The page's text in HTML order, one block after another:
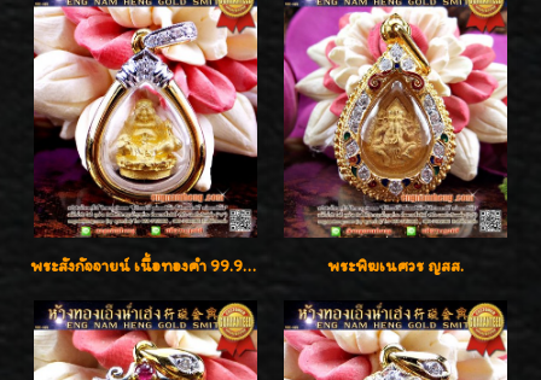
พระสังกัจจายน์ เนื้อทองคำ 99.99% พระพิฆเนศวร ญสส.